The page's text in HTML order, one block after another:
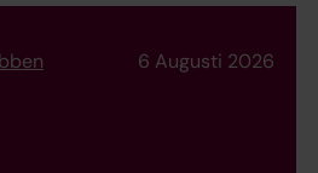
6 Augusti 2026